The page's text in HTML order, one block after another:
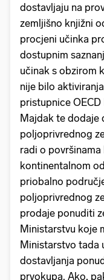
dostavljaju na
zemljišno knjižni
procjeni učinka
dostupnim
učinak s obzirom
nije bilo
pristupnice
Majdak te dodaje
poljoprivrednog
radi o površinama
kontinentalnom
priobalno
poljoprivrednog
prodaje ponuditi
Ministarstvu koje
Ministarstvo tada
dostavljanja
prvokupa. Ako,